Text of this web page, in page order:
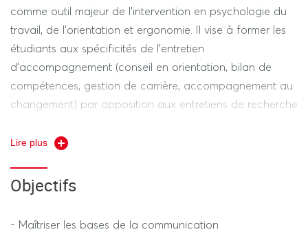
comme outil majeur de l'intervention en psychologie du
travail, de l’orientation et ergonomie. Il vise à former les
étudiants aux spécificités de l'entretien
d'accompagnement (conseil en orientation, bilan de
compétences, gestion de carrière, accompagnement au
changement) par opposition aux entretiens de recherche
cadres théoriques de l'alliance de travail et les
nécessaires pour instaurer un climat de confiance
propice à l'élaboration de projets professionnels.
Lire plus
Objectifs
- Maîtriser les bases de la communication